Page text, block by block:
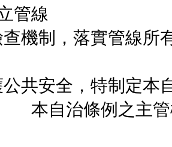
管線
制，落實管線所有
安全，特制定本
自治條例之主管